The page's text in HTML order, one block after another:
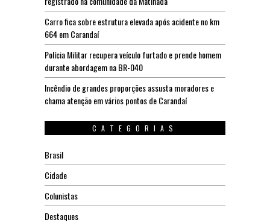
Carro fica sobre estrutura elevada após acidente no km
664 em Carandaí
Polícia Militar recupera veículo furtado e prende homem
durante abordagem na BR-040
Incêndio de grandes proporções assusta moradores e
chama atenção em vários pontos de Carandaí
CATEGORIAS
Brasil
Cidade
Colunistas
Destaques